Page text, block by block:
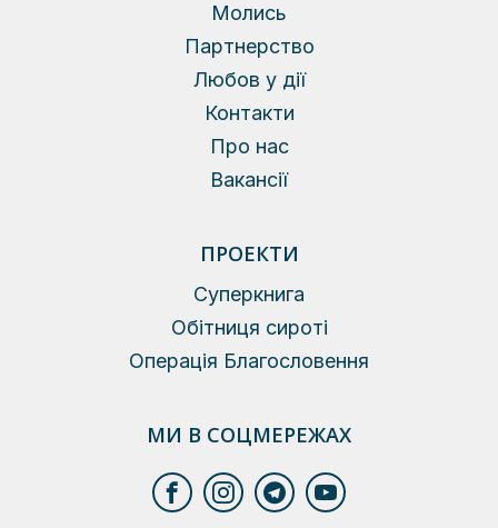
Молись
Партнерство
Любов у дії
Контакти
Про нас
Вакансії
ПРОЕКТИ
Суперкнига
Обітниця сироті
Операція Благословення
МИ В СОЦМЕРЕЖАХ